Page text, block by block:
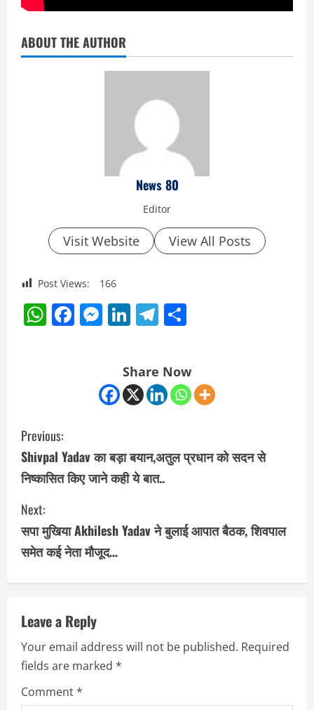
ABOUT THE AUTHOR
News 80
Editor
Visit Website View All Posts
Post Views: 166
WhatsApp
Facebook
Messenger
LinkedIn
Telegram
Share Now
C
o
n
t
i
n
e
R
e
Previous:
Shivpal Yadav का बड़ा बयान,अतुल प्रधान को सदन से
निष्कासित किए जाने कही ये बात..
Next:
सपा मुखिया Akhilesh Yadav ने बुलाई आपात बैठक, शिवपाल
समेत कई नेता मौजूद…
Leave a Reply
Your email address will not be published. Required
fields are marked *
Comment*